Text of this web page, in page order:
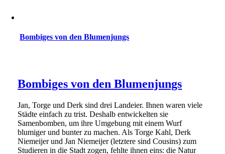
Bombiges von den Blumenjungs
Bombiges von den Blumenjungs
Jan, Torge und Derk sind drei Landeier. Ihnen waren viele
Städte einfach zu trist. Deshalb entwickelten sie
Samenbomben, um ihre Umgebung mit einem Wurf
blumiger und bunter zu machen. Als Torge Kahl, Derk
Niemeijer und Jan Niemeijer (letztere sind Cousins) zum
Studieren in die Stadt zogen, fehlte ihnen eins: die Natur